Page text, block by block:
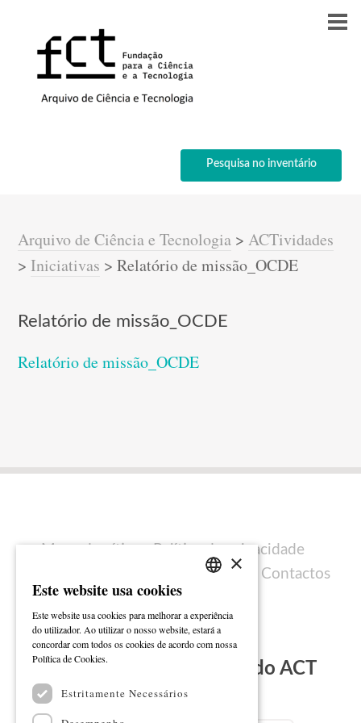
Pesquisa no inventário
Arquivo de Ciência e Tecnologia >ACTividades
>Iniciativas >Relatório de missão_OCDE
Relatório de missão_OCDE
Relatório de missão_OCDE
Mapa do sítio
Política de privacidade
Ficha técnica Contactos
Subscreva a Newsletter do ACT
ENGLISH
×
Este website usa cookies
Este website usa cookies para melhorar a experiência
do utilizador. Ao utilizar o nosso website, estará a
concordar com todos os cookies de acordo com nossa
Política de Cookies.
Estritamente Necessários